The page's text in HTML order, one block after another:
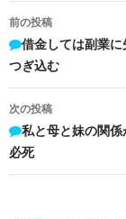
投
稿
ナ
ビ
ゲ
ー
前の投稿
借金しては副業
つぎ込む
次の投稿
私と母と妹の関
必死